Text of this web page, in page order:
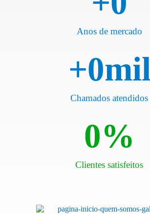
Anos de mercado
Chamados atendidos
+0mil
Clientes satisfeitos
0%